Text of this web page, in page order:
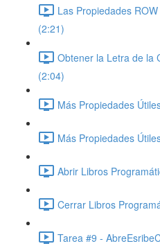
Las Propiedades
(2:21)
Obtener la Letra de la
(2:04)
Más Propiedades
Más Propiedades
Abrir Libros
Cerrar Libros
Tarea #9 -